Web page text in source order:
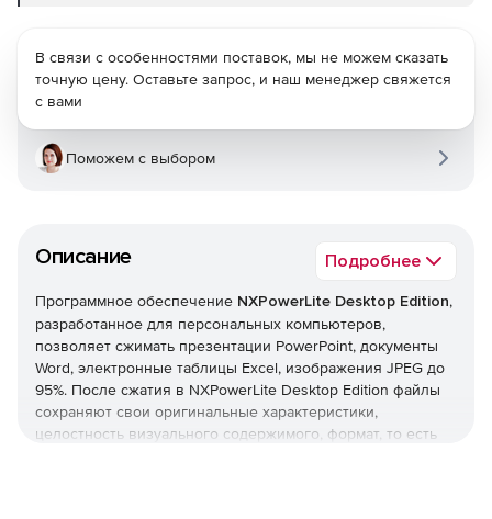
Описание Подробнее
Программное обеспечение NXPowerLite Desktop Edition,
разработанное для персональных компьютеров,
позволяет сжимать презентации PowerPoint, документы
Word, электронные таблицы Excel, изображения JPEG до
95%. После сжатия в NXPowerLite Desktop Edition файлы
сохраняют свои оригинальные характеристики,
целостность визуального содержимого, формат, то есть
В связи с особенностями поставок, мы не можем сказать
точную цену. Оставьте запрос, и наш менеджер свяжется
с вами
Поможем с выбором